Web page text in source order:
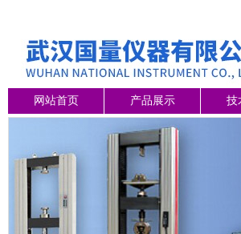
网站首页 产品展示 技